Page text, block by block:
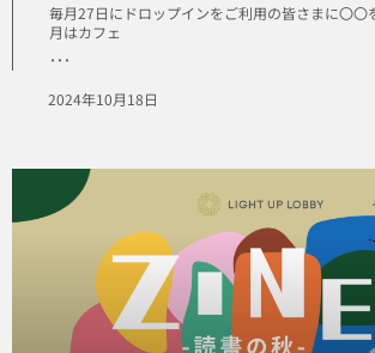
毎月27日にドロップインをご利用の皆さまに〇〇
月はカフェ
･･･
2024年10月18日